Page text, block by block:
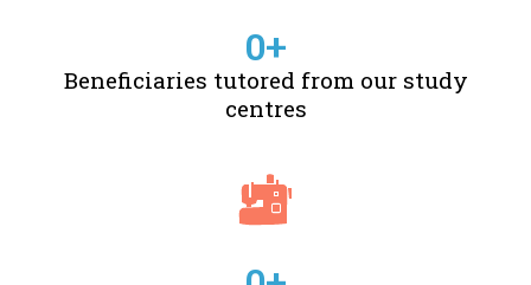
Beneficiaries tutored from our study
centres
0+